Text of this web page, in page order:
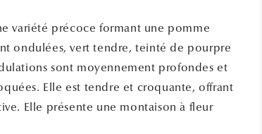
variété précoce formant une pomme
ondulées, vert tendre, teinté de pourpre
sont moyennement profondes et
Elle est tendre et croquante, offrant
Elle présente une montaison à fleur